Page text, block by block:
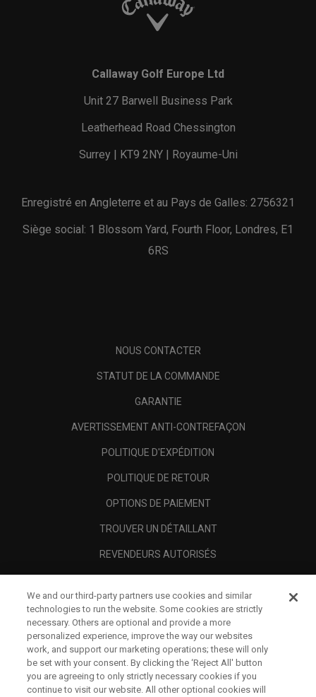
Callaway Golf Europe Ltd
Unit 27 Barwell Business Park
Leatherhead Road Chessington
Surrey | KT9 2NY | Royaume-Uni
Enregistré en Angleterre et au Pays de Galles: 2756321
Siège social: 1 Blossom Yard, Fourth Floor, Londres, E1
6RS
NOUS CONTACTER
STATUT DE LA COMMANDE
GARANTIE
AVERTISSEMENT ANTI-CONTREFAÇON
POLITIQUE D'EXPÉDITION
POLITIQUE DE RETOUR
OPTIONS DE PAIEMENT
TROUVER UN DÉTAILLANT
REVENDEURS AUTORISÉS
A PROPOS
MENTIONS LÉGALES
We and our third-party partners use cookies and similar
technologies to run the website. Some cookies are strictly
necessary. Others are optional and provide a more
personalized experience, improve the way our websites
work, and support our marketing operations; these will only
be set with your consent. By clicking the ‘Reject All' button
you are agreeing to only strictly necessary cookies if you
continue to visit our website. All other optional cookies will